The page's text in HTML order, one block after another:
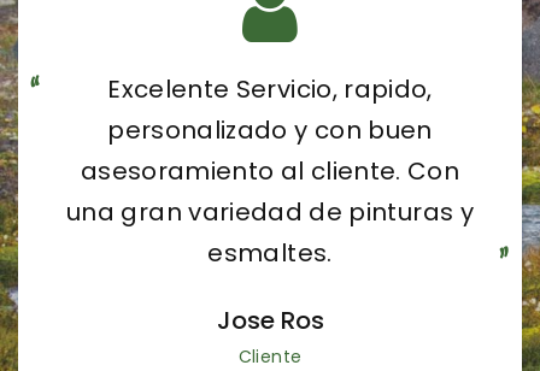
Excelente Servicio, rapido,
personalizado y con buen
asesoramiento al cliente. Con
una gran variedad de pinturas y
esmaltes.
Jose Ros
Cliente
Visita muy amena y los
responsables muy amables en
todo momento.
Pilar Ledesma Juan